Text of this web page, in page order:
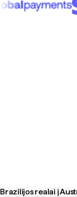
Brazilijos realai į